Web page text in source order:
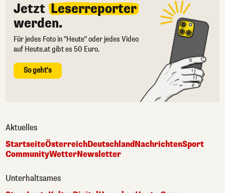
Jetzt Leserreporter
werden.
Für jedes Foto in "Heute" oder jedes Video
auf Heute.at gibt es 50 Euro.
So geht's
Aktuelles
StartseiteÖsterreichDeutschlandNachrichtenSport
CommunityWetterNewsletter
Unterhaltsames